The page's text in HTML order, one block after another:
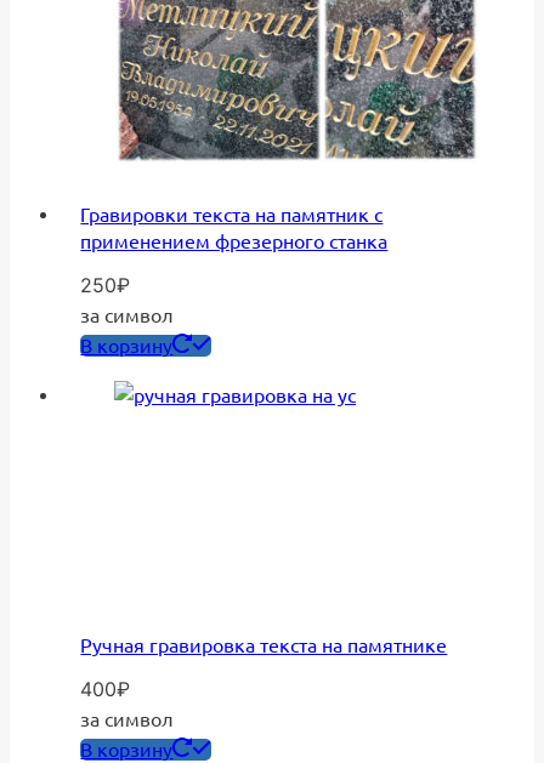
Гравировки текста на памятник с
применением фрезерного станка
250₽
за символ
В корзину
Ручная гравировка текста на памятнике
400₽
за символ
В корзину